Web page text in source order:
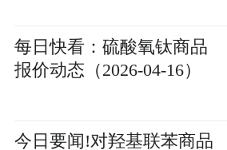
每日快看：硫酸氧钛商品
报价动态（2026-04-16）
今日要闻!对羟基联苯商品